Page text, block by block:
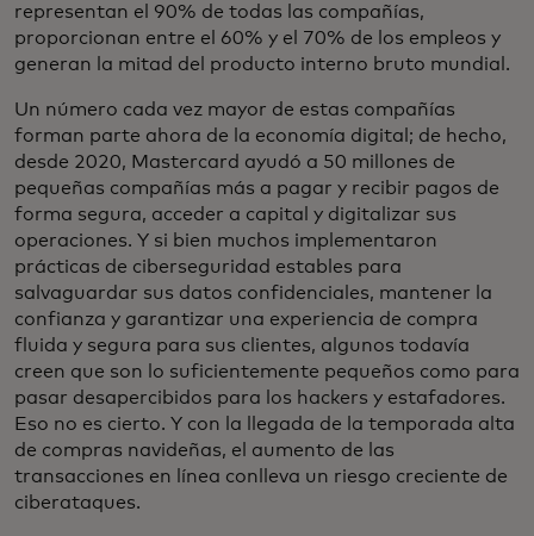
representan el 90% de todas las compañías,
proporcionan entre el 60% y el 70% de los empleos y
generan la mitad del producto interno bruto mundial.
Un número cada vez mayor de estas compañías
forman parte ahora de la economía digital; de hecho,
desde 2020, Mastercard ayudó a 50 millones de
pequeñas compañías más a pagar y recibir pagos de
forma segura, acceder a capital y digitalizar sus
operaciones. Y si bien muchos implementaron
prácticas de ciberseguridad estables para
salvaguardar sus datos confidenciales, mantener la
confianza y garantizar una experiencia de compra
fluida y segura para sus clientes, algunos todavía
creen que son lo suficientemente pequeños como para
pasar desapercibidos para los hackers y estafadores.
Eso no es cierto. Y con la llegada de la temporada alta
de compras navideñas, el aumento de las
transacciones en línea conlleva un riesgo creciente de
ciberataques.